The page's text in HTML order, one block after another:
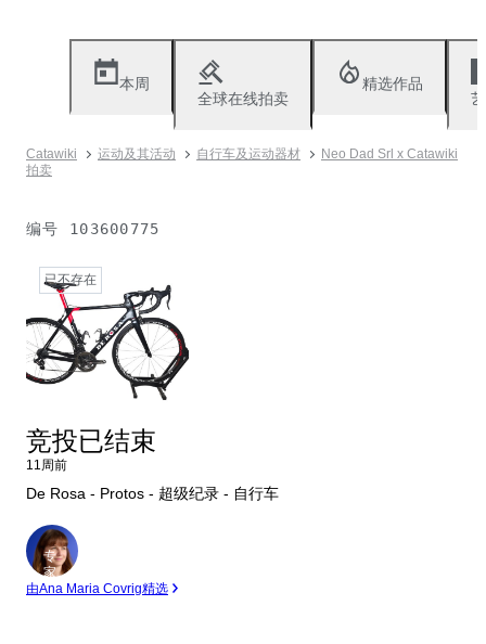
本周
全球在线拍卖
精选作品
Catawiki 运动及其活动 自行车及运动器材
Neo Dad Srl x Catawiki
拍卖
编号 103600775
已不存在
竞投已结束
11周前
De Rosa - Protos - 超级纪录 - 自行车
专
家
由Ana Maria Covrig精选